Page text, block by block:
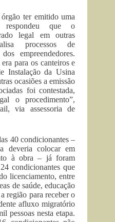
ter emitido uma
que o
legal em outras
processos de
empreendedores.
para os canteiros e
Instalação da Usina
ocasiões a emissão
foi contestada,
o procedimento”,
via assessoria de
40 condicionantes –
deveria colocar em
à obra – já foram
condicionantes que
licenciamento, entre
de saúde, educação
região para receber o
afluxo migratório
pessoas nesta etapa.